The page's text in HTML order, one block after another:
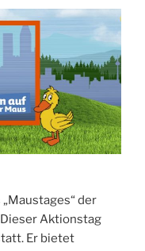
der
Aktionstag
Er bietet